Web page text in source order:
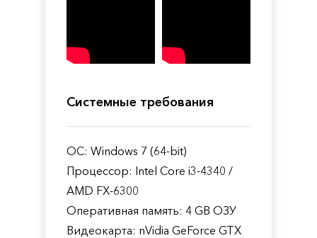
Системные требования
ОС: Windows 7 (64-bit)
Процессор: Intel Core i3-4340 /
AMD FX-6300
Оперативная память: 4 GB ОЗУ
Видеокарта: nVidia GeForce GTX